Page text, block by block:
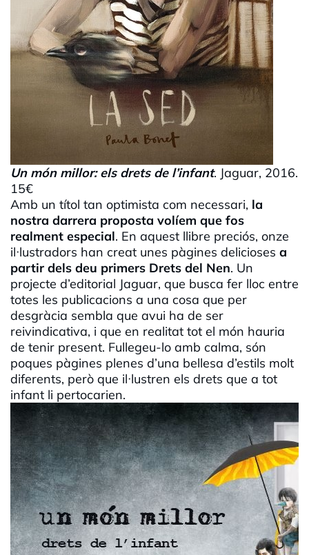
Un món millor: els drets de l’infant. Jaguar, 2016.
15€
Amb un títol tan optimista com necessari, la
nostra darrera proposta volíem que fos
realment especial. En aquest llibre preciós, onze
il·lustradors han creat unes pàgines delicioses a
partir dels deu primers Drets del Nen. Un
projecte d’editorial Jaguar, que busca fer lloc entre
totes les publicacions a una cosa que per
desgràcia sembla que avui ha de ser
reivindicativa, i que en realitat tot el món hauria
de tenir present. Fullegeu-lo amb calma, són
poques pàgines plenes d’una bellesa d’estils molt
diferents, però que il·lustren els drets que a tot
infant li pertocarien.